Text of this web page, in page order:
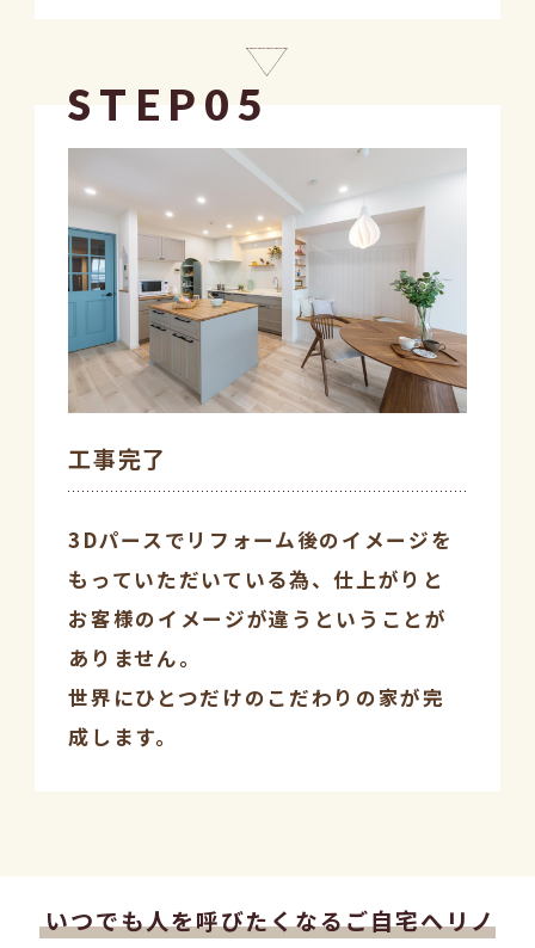
STEP05
工事完了
3Dパースでリフォーム後のイメージを
もっていただいている為、仕上がりと
お客様のイメージが違うということが
ありません。
世界にひとつだけのこだわりの家が完
成します。
いつでも人を呼びたくなるご自宅へリノ